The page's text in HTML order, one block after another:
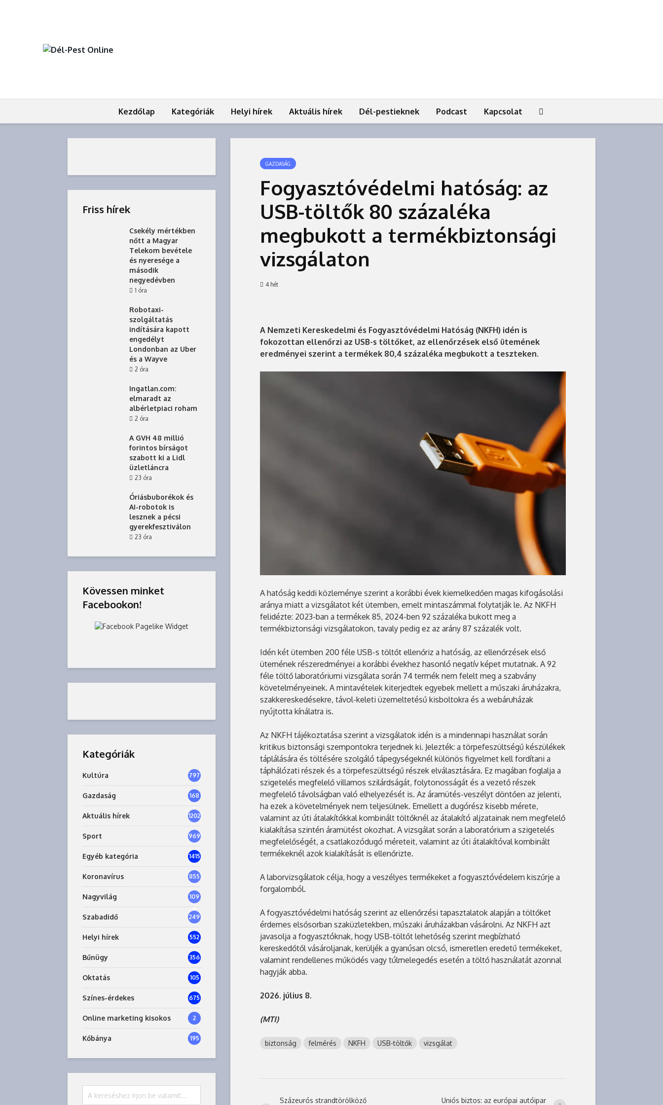
Kezdőlap Kategóriák Helyi hírek Aktuális hírek Dél-pestieknek Podcast Kapcsolat
GAZDASÁG
Fogyasztóvédelmi hatóság: az
USB-töltők 80 százaléka
megbukott a termékbiztonsági
vizsgálaton
4 hét
A Nemzeti Kereskedelmi és Fogyasztóvédelmi Hatóság (NKFH) idén is
fokozottan ellenőrzi az USB-s töltőket, az ellenőrzések első ütemének
eredményei szerint a termékek 80,4 százaléka megbukott a teszteken.
A hatóság keddi közleménye szerint a korábbi évek kiemelkedően magas kifogásolási
aránya miatt a vizsgálatot két ütemben, emelt mintaszámmal folytatják le. Az NKFH
felidézte: 2023-ban a termékek 85, 2024-ben 92 százaléka bukott meg a
termékbiztonsági vizsgálatokon, tavaly pedig ez az arány 87 százalék volt.
Idén két ütemben 200 féle USB-s töltőt ellenőriz a hatóság, az ellenőrzések első
ütemének részeredményei a korábbi évekhez hasonló negatív képet mutatnak. A 92
féle töltő laboratóriumi vizsgálata során 74 termék nem felelt meg a szabvány
követelményeinek. A mintavételek kiterjedtek egyebek mellett a műszaki áruházakra,
szakkereskedésekre, távol-keleti üzemeltetésű kisboltokra és a webáruházak
nyújtotta kínálatra is.
Az NKFH tájékoztatása szerint a vizsgálatok idén is a mindennapi használat során
kritikus biztonsági szempontokra terjednek ki. Jelezték: a törpefeszültségű készülékek
táplálására és töltésére szolgáló tápegységeknél különös figyelmet kell fordítani a
táphálózati részek és a törpefeszültségű részek elválasztására. Ez magában foglalja a
szigetelés megfelelő villamos szilárdságát, folytonosságát és a vezető részek
megfelelő távolságban való elhelyezését is. Az áramütés-veszélyt döntően az jelenti,
ha ezek a követelmények nem teljesülnek. Emellett a dugórész kisebb mérete,
valamint az úti átalakítókkal kombinált töltőknél az átalakító aljzatainak nem megfelelő
kialakítása szintén áramütést okozhat. A vizsgálat során a laboratórium a szigetelés
megfelelőségét, a csatlakozódugó méreteit, valamint az úti átalakítóval kombinált
termékeknél azok kialakítását is ellenőrizte.
A laborvizsgálatok célja, hogy a veszélyes termékeket a fogyasztóvédelem kiszűrje a
forgalomból.
A fogyasztóvédelmi hatóság szerint az ellenőrzési tapasztalatok alapján a töltőket
érdemes elsősorban szaküzletekben, műszaki áruházakban vásárolni. Az NKFH azt
javasolja a fogyasztóknak, hogy USB-töltőt lehetőség szerint megbízható
kereskedőtől vásároljanak, kerüljék a gyanúsan olcsó, ismeretlen eredetű termékeket,
valamint rendellenes működés vagy túlmelegedés esetén a töltő használatát azonnal
hagyják abba.
2026. július 8.
(MTI)
biztonság felmérés NKFH USB-töltők vizsgálat
Százeurós strandtörölköző
Uniós biztos: az európai autóipar
Friss hírek
Csekély mértékben
nőtt a Magyar
Telekom bevétele
és nyeresége a
második
negyedévben
1 óra
Robotaxi-
szolgáltatás
indítására kapott
engedélyt
Londonban az Uber
és a Wayve
2 óra
Ingatlan.com:
elmaradt az
albérletpiaci roham
2 óra
A GVH 48 millió
forintos bírságot
szabott ki a Lidl
üzletláncra
23 óra
Óriásbuborékok és
AI-robotok is
lesznek a pécsi
gyerekfesztiválon
23 óra
Kövessen minket
Facebookon!
Kategóriák
Kultúra 797
Gazdaság
168
6
Aktuális hírek 1202
Sport 969
Egyéb kategória 1415
Koronavírus 855
Nagyvilág
109
8
Szabadidő 249
Helyi hírek 552
Bűnügy 356
Oktatás 105
Színes-érdekes 675
Online marketing kisokos 2
Kőbánya 195